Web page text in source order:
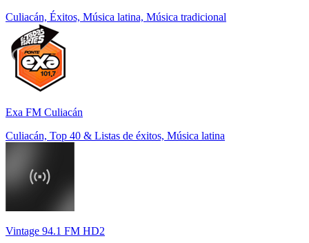
Culiacán, Éxitos, Música latina, Música tradicional
Exa FM Culiacán
Culiacán, Top 40 & Listas de éxitos, Música latina
Vintage 94.1 FM HD2